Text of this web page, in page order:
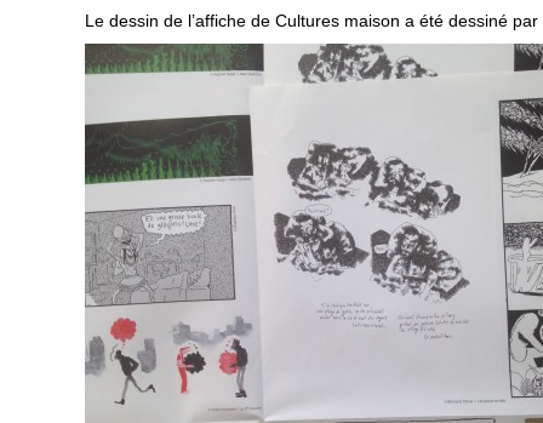
Le dessin de l’affiche de Cultures maison a été dessiné par